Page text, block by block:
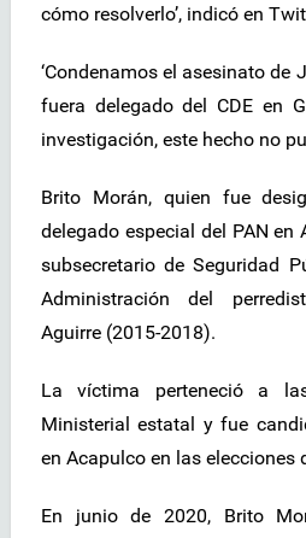
cómo resolverlo’, indicó en
‘Condenamos el asesinato de
fuera delegado del CDE en
investigación, este hecho no
Brito Morán, quien fue
delegado especial del PAN
subsecretario de Seguridad
Administración del
Aguirre (2015-2018).
La víctima perteneció a
Ministerial estatal y fue
en Acapulco en las elecciones
En junio de 2020, Brito